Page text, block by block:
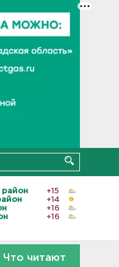
район
+15
+14
+16
+16
Что читают